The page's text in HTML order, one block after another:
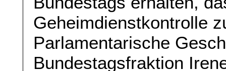
Geheimdienstkontrolle
Parlamentarische
Bundestagsfraktion